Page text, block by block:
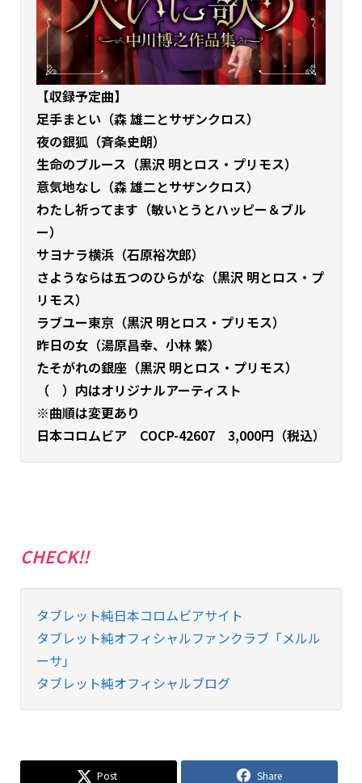
【収録予定曲】
足手まとい（森 雄二とサザンクロス）
夜の銀狐（斉条史朗）
生命のブルース（黒沢 明とロス・プリモス）
意気地なし（森 雄二とサザンクロス）
わたし祈ってます（敏いとうとハッピー＆ブル
ー）
サヨナラ横浜（石原裕次郎）
さようならは五つのひらがな（黒沢 明とロス・プ
リモス）
ラブユー東京（黒沢 明とロス・プリモス）
昨日の女（湯原昌幸、小林 繁）
たそがれの銀座（黒沢 明とロス・プリモス）
（ ）内はオリジナルアーティスト
※曲順は変更あり
日本コロムビア COCP-42607 3,000円（税込）
CHECK!!
タブレット純日本コロムビアサイト
タブレット純オフィシャルファンクラブ「メルル
ーサ」
タブレット純オフィシャルブログ
Post Share